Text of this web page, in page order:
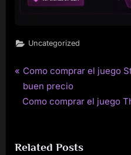
Uncategorized
Post
navigation
P
r
e
o
Como comprar el juego
buen precio
N
t
Como comprar el juego
Related Posts